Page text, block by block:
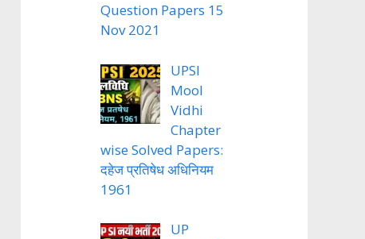
Question Papers 15
Nov 2021
UPSI
Mool
Vidhi
Chapter
wise Solved Papers:
दहेज प्रतिषेध अधिनियम
1961
UP